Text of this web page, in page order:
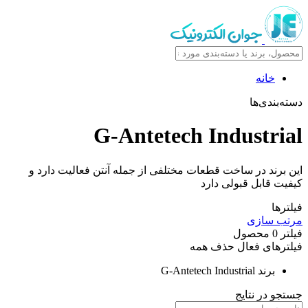
G-Antetech
در ساخت قطعات مختلفی از جمله آنتن فعالیت دارد و
قبولی دارد
محصول
فعالحذف همه
G-Antetech Industrial
نتایج